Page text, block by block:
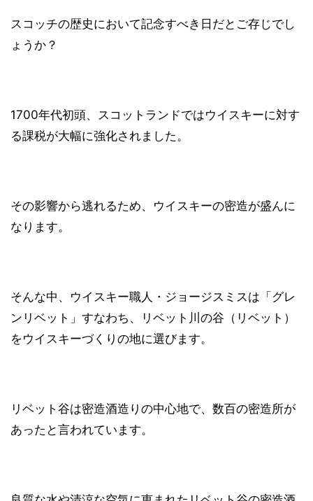
スコッチの歴史において記念すべき日だとご存じでし
ょうか？
1700年代初頭、スコットランドではウイスキーに対す
る課税が大幅に強化されました。
その影響から逃れるため、ウイスキーの密造が盛んに
なります。
そんな中、ウイスキー職人・ジョージスミスは「グレ
ンリベット」すなわち、リベット川の谷（リベット）
をウイスキーづくりの地に選びます。
リベット谷は密造酒造りの中心地で、数百の密造所が
あったと言われています。